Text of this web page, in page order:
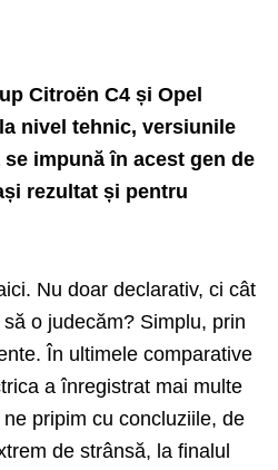
Citroën C4 și Opel
nivel tehnic, versiunile
impună în acest gen de
rezultat și pentru
Nu doar declarativ, ci cât
o judecăm? Simplu, prin
În ultimele comparative
a înregistrat mai multe
pripim cu concluziile, de
de strânsă, la finalul